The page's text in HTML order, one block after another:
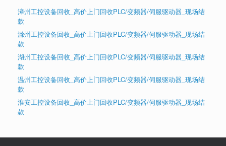
漳州工控设备回收_高价上门回收PLC/变频器/伺服驱动器_现场结
款
滁州工控设备回收_高价上门回收PLC/变频器/伺服驱动器_现场结
款
湖州工控设备回收_高价上门回收PLC/变频器/伺服驱动器_现场结
款
温州工控设备回收_高价上门回收PLC/变频器/伺服驱动器_现场结
款
淮安工控设备回收_高价上门回收PLC/变频器/伺服驱动器_现场结
款